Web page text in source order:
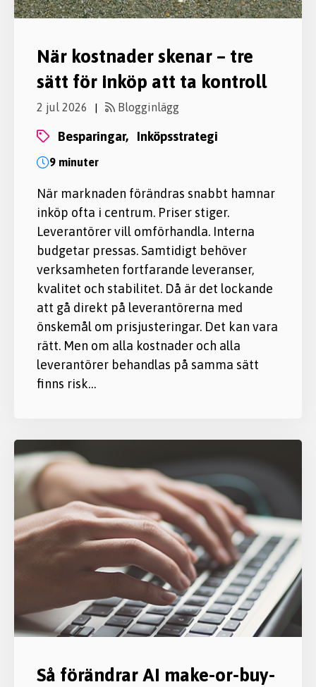
När kostnader skenar – tre
sätt för inköp att ta kontroll
2 jul 2026 | Blogginlägg
besparingar, inköpsstrategi
9 minuter
När marknaden förändras snabbt hamnar
inköp ofta i centrum. Priser stiger.
Leverantörer vill omförhandla. Interna
budgetar pressas. Samtidigt behöver
verksamheten fortfarande leveranser,
kvalitet och stabilitet. Då är det lockande
att gå direkt på leverantörerna med
önskemål om prisjusteringar. Det kan vara
rätt. Men om alla kostnader och alla
leverantörer behandlas på samma sätt
finns risk…
Så förändrar AI make-or-buy-